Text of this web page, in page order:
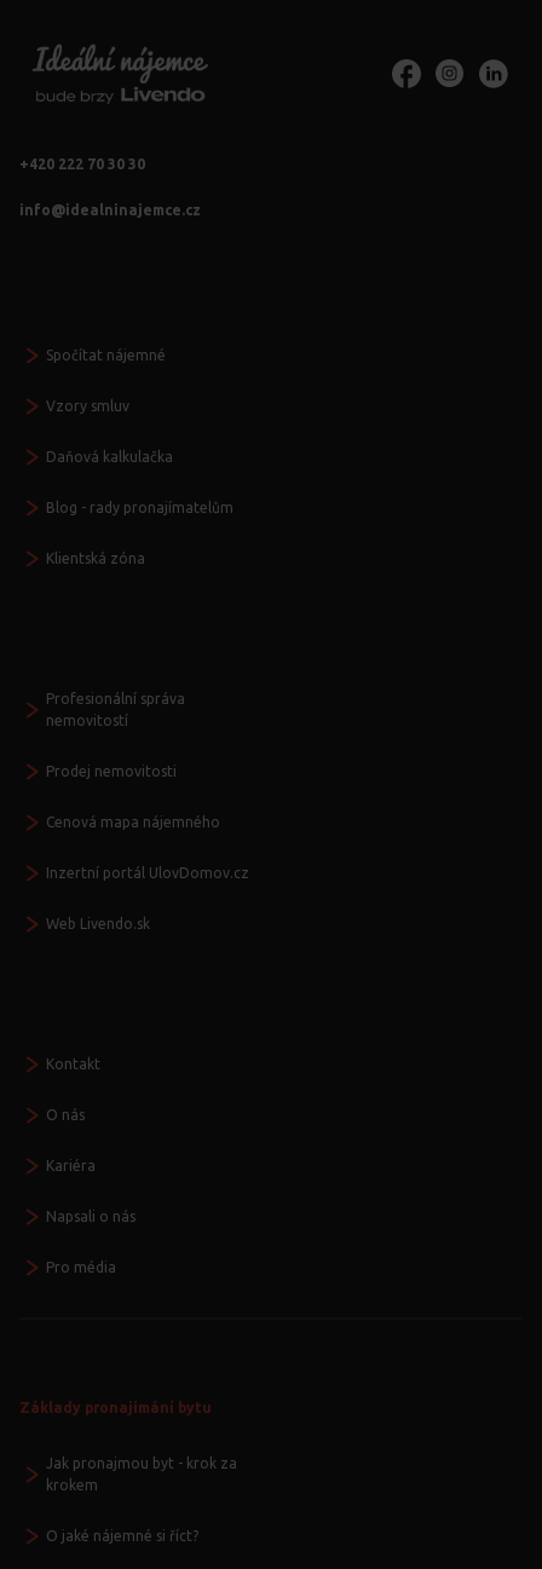
+420 222 70 30 30
info@idealninajemce.cz
Spočítat nájemné
Vzory smluv
Daňová kalkulačka
Blog - rady pronajímatelům
Klientská zóna
Profesionální správa
nemovitostí
Prodej nemovitosti
Cenová mapa nájemného
Inzertní portál UlovDomov.cz
Web Livendo.sk
Kontakt
O nás
Kariéra
Napsali o nás
Pro média
Základy pronajímání bytu
Jak pronajmou byt - krok za
krokem
O jaké nájemné si říct?